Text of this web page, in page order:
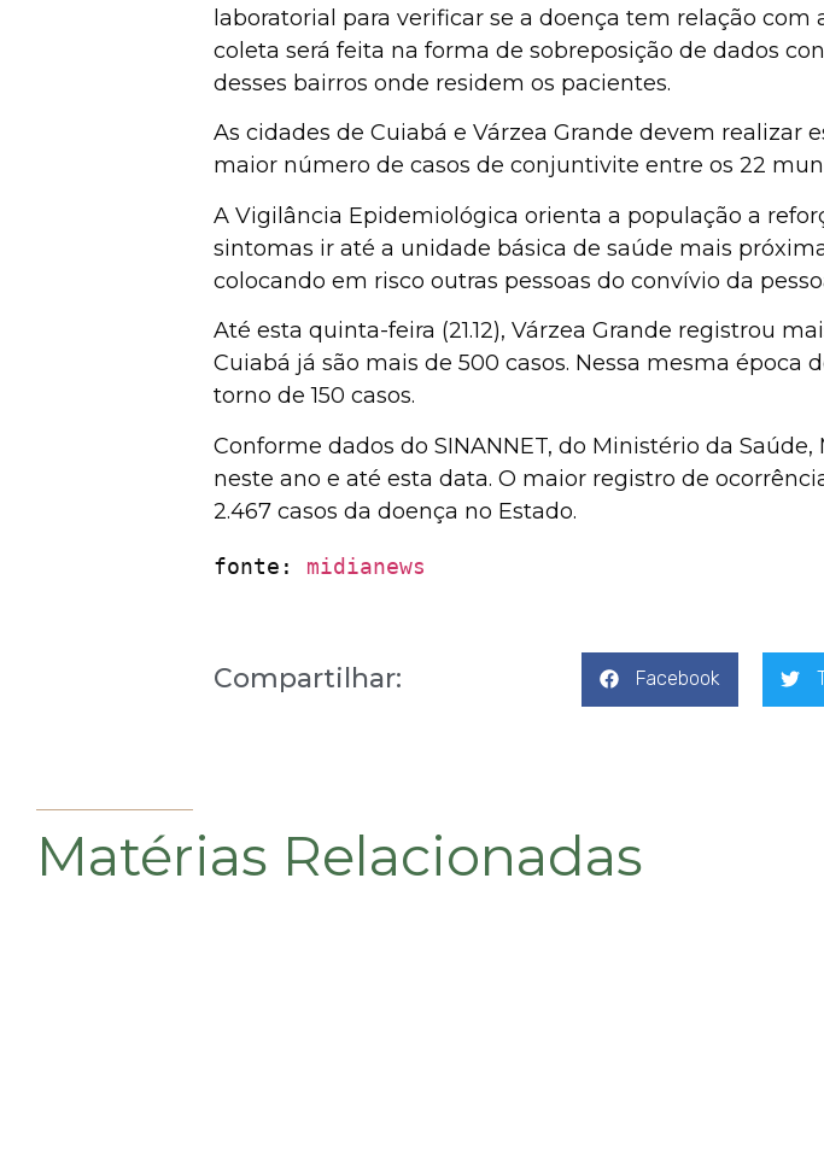
laboratorial para verificar se a doença tem relação
coleta será feita na forma de sobreposição de dados
desses bairros onde residem os pacientes.
As cidades de Cuiabá e Várzea Grande devem
maior número de casos de conjuntivite entre os 22
A Vigilância Epidemiológica orienta a população a
sintomas ir até a unidade básica de saúde mais
colocando em risco outras pessoas do convívio da
Até esta quinta-feira (21.12), Várzea Grande registrou
Cuiabá já são mais de 500 casos. Nessa mesma época
torno de 150 casos.
Conforme dados do SINANNET, do Ministério da
neste ano e até esta data. O maior registro de
2.467 casos da doença no Estado.
fonte: midianews
Compartilhar: Facebook
Matérias Relacionadas